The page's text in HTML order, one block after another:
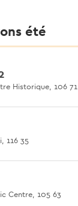
été
Historique, 106 71
116 35
Centre, 105 63